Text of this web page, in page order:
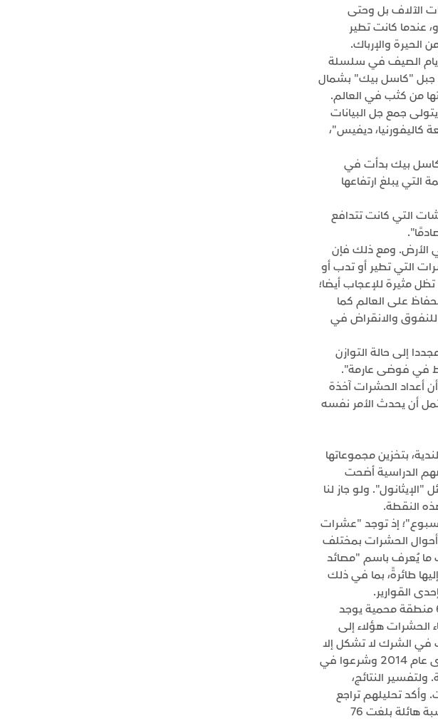
الآلاف بل وحتى
عندما كانت تطير
والإرباك.
الصيف في سلسلة
جبل "كاسل بيك" بشمال
من كثب في العالم.
وكان يتولى جمع جل البيانات
ديفيس"،
كاسل بيك بدأت في
التي يبلغ ارتفاعها
التي كانت تتدافع
الأرض. ومع ذلك فإن
التي تطير أو تدب أو
فإن الأرقام تظل مثيرة للإعجاب أيضا؛
في الحفاظ على العالم كما
للنفوق والانقراض في
إلى حالة التوازن
في فوضى عارمة".
أعداد الحشرات آخذة
أن يحدث الأمر نفسه
بتخزين مجموعاتها
الدراسية أضحت
ولو جاز لنا
النقطة.
أسبوع"؛ إذ توجد "عشرات
الحشرات بمختلف
ما يُعرف باسم "مصائد
طائرةً، بما في ذلك
القوارير.
تواصلت عملية الجمع أكثر من 20 عامًا، في مكان واحد في بادئ الأمر، ثم في موقع آخر يضم 63 منطقة محمية يوجد
حيث توجد مدينة كريفيلد. وفي عام 2013، عاد علماء الحشرات هؤلاء إلى
الحشرات التي وقعت في الشرك لا تشكل إلا
جزءا بسيطا مما كانت عليه قبل 24 عامًا. ثم عاود العلماء أخذ عينات من هذين الموقعين مرة أخرى عام 2014 وشرعوا في
النتائج،
وأكد تحليلهم تراجع
الكتلة الحيوية للحشرات الطائرة في المناطق المحمية بألمانيا من عام 1989 إلى عام 2016، بنسبة هائلة بلغت 76